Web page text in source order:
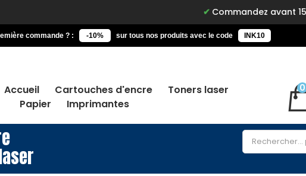
Commandez avant 15h, livré demain.
commande ? : -10% sur tous nos produits avec le code INK10
Accueil Cartouches d'encre
Toners laser
Papier
Imprimantes
0